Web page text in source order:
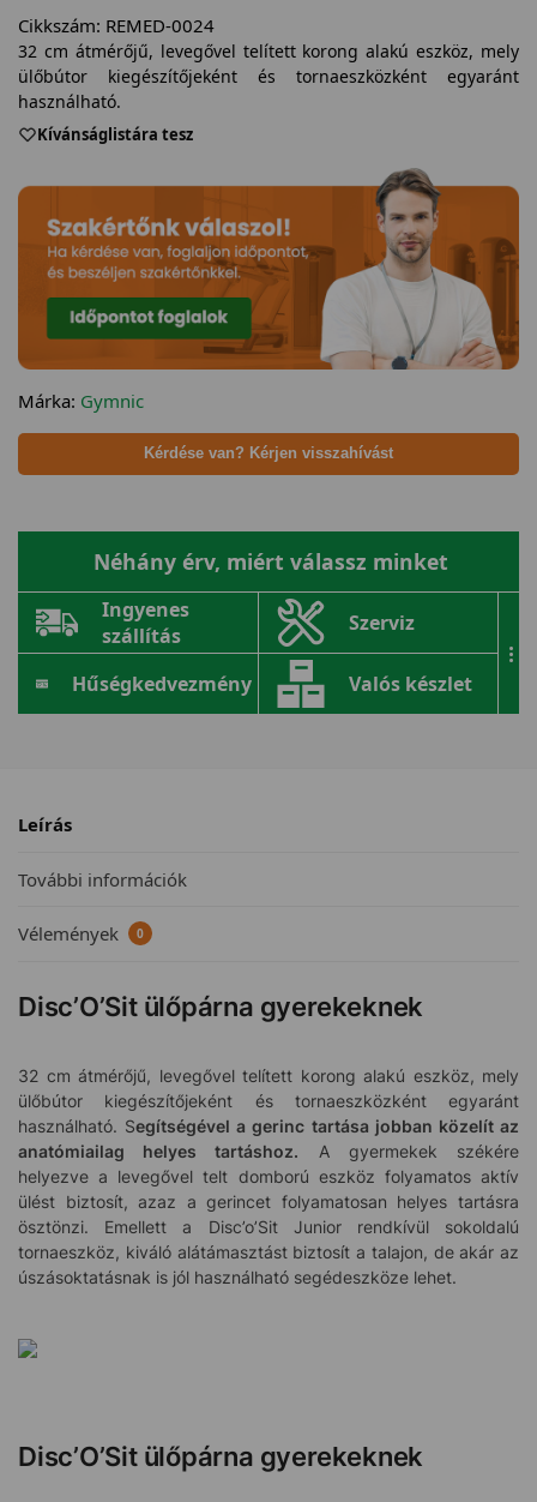
Cikkszám: REMED-0024
32 cm átmérőjű, levegővel telített korong alakú eszköz, mely
ülőbútor kiegészítőjeként és tornaeszközként egyaránt
használható.
Kívánságlistára tesz
Márka: Gymnic
Kérdése van? Kérjen visszahívást
Néhány érv, miért válassz minket
Ingyenes
szállítás
Szerviz
Hűségkedvezmény Valós készlet
...
Leírás
További információk
Vélemények 0
Disc’O’Sit ülőpárna gyerekeknek
32 cm átmérőjű, levegővel telített korong alakú eszköz, mely
ülőbútor kiegészítőjeként és tornaeszközként egyaránt
használható. Segítségével a gerinc tartása jobban közelít az
anatómiailag helyes tartáshoz. A gyermekek székére
helyezve a levegővel telt domború eszköz folyamatos aktív
ülést biztosít, azaz a gerincet folyamatosan helyes tartásra
ösztönzi. Emellett a Disc’o’Sit Junior rendkívül sokoldalú
tornaeszköz, kiváló alátámasztást biztosít a talajon, de akár az
úszásoktatásnak is jól használható segédeszköze lehet.
Disc’O’Sit ülőpárna gyerekeknek